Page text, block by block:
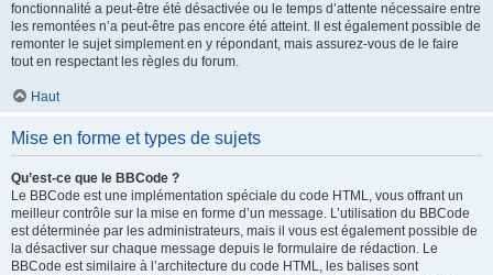
fonctionnalité a peut-être été désactivée ou le temps d’attente nécessaire entre
les remontées n’a peut-être pas encore été atteint. Il est également possible de
remonter le sujet simplement en y répondant, mais assurez-vous de le faire
tout en respectant les règles du forum.
Haut
Mise en forme et types de sujets
Qu’est-ce que le BBCode ?
Le BBCode est une implémentation spéciale du code HTML, vous offrant un
meilleur contrôle sur la mise en forme d’un message. L’utilisation du BBCode
est déterminée par les administrateurs, mais il vous est également possible de
la désactiver sur chaque message depuis le formulaire de rédaction. Le
BBCode est similaire à l’architecture du code HTML, les balises sont